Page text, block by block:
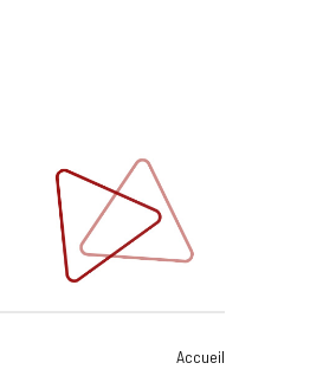
Accueil